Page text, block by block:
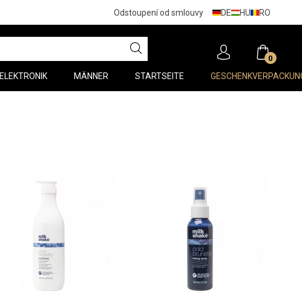
Odstoupení od smlouvy DE HU RO
0
ELEKTRONIK MÄNNER STARTSEITE